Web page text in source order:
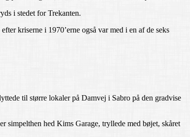
i stedet for Trekanten.
kriserne i 1970’erne også var med i en af de seks
til større lokaler på Damvej i Sabro på den gradvise
simpelthen hed Kims Garage, tryllede med bøjet, skåret